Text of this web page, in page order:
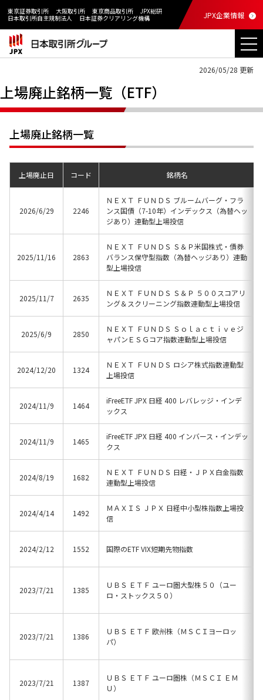
東京証券取引所 大阪取引所 東京商品取引所
JPX総研
日本取引所自主規制法人
日本証券クリアリング機構 JPX企業情報
2026/05/28 更新
上場廃止銘柄一覧（ETF）
上場廃止銘柄一覧
上場廃止日 コード 銘柄名
2026/6/29 2246
ＮＥＸＴ ＦＵＮＤＳ ブルームバーグ・フラ
ンス国債（7-10年）インデックス（為替ヘッ
ジあり）連動型上場投信
2025/11/16 2863
ＮＥＸＴ ＦＵＮＤＳ Ｓ＆Ｐ米国株式・債券
バランス保守型指数（為替ヘッジあり）連動
型上場投信
2025/11/7 2635
ＮＥＸＴ ＦＵＮＤＳ Ｓ＆Ｐ ５００スコアリ
ング＆スクリーニング指数連動型上場投信
2025/6/9 2850
ＮＥＸＴ ＦＵＮＤＳ Ｓｏｌａｃｔｉｖｅジ
ャパンＥＳＧコア指数連動型上場投信
2024/12/20 1324
ＮＥＸＴ ＦＵＮＤＳ ロシア株式指数連動型
上場投信
2024/11/9 1464
iFreeETF JPX 日経 400 レバレッジ・インデ
ックス
2024/11/9 1465
iFreeETF JPX 日経 400 インバース・インデッ
クス
2024/8/19 1682
ＮＥＸＴ ＦＵＮＤＳ 日経・ＪＰＸ白金指数
連動型上場投信
2024/4/14 1492
ＭＡＸＩＳ ＪＰＸ 日経中小型株指数上場投
信
2024/2/12 1552 国際のETF VIX短期先物指数
2023/7/21 1385
ＵＢＳ ＥＴＦ ユーロ圏大型株５０（ユー
ロ・ストックス５０）
2023/7/21 1386
ＵＢＳ ＥＴＦ 欧州株（ＭＳＣＩヨーロッ
パ）
2023/7/21 1387
ＵＢＳ ＥＴＦ ユーロ圏株（ＭＳＣＩ ＥＭ
Ｕ）